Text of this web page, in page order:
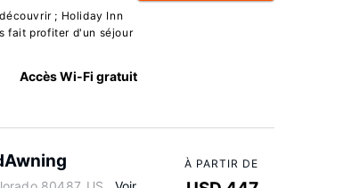
; Holiday Inn
fait profiter d'un séjour
Accès Wi-Fi gratuit
À PARTIR DE